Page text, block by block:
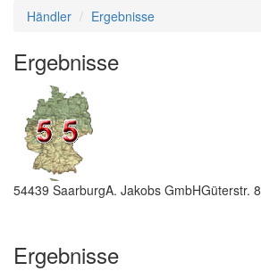
Händler Ergebnisse
Ergebnisse
54439 SaarburgA. Jakobs GmbHGüterstr. 8
Ergebnisse